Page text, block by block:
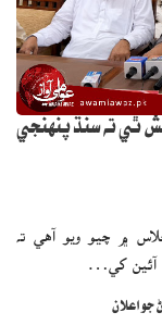
ٿي ته سنڌ پنهنجي
۾ چيو ويو آهي ته